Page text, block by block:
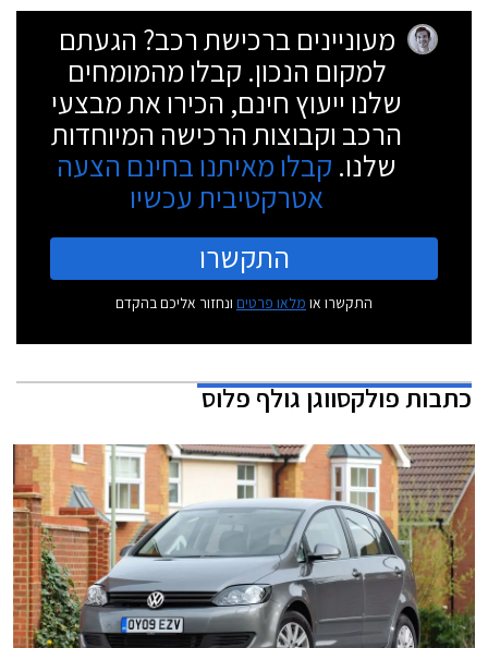
מעוניינים ברכישת רכב? הגעתם
למקום הנכון. קבלו מהמומחים
שלנו ייעוץ חינם, הכירו את מבצעי
הרכב וקבוצות הרכישה המיוחדות
שלנו. קבלו מאיתנו בחינם הצעה
אטרקטיבית עכשיו
התקשרו
התקשרו או מלאו פרטים ונחזור אליכם בהקדם
כתבותפולקסווגן גולף פלוס